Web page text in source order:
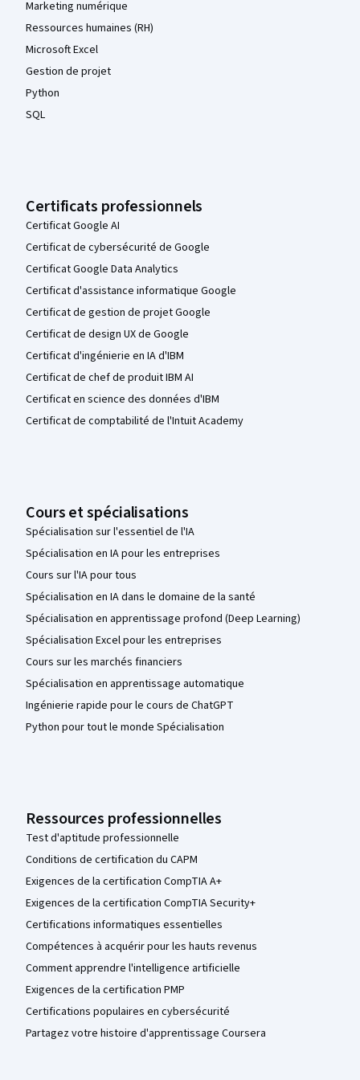
Marketing numérique
Ressources humaines (RH)
Microsoft Excel
Gestion de projet
Python
SQL
Certificats professionnels
Certificat Google AI
Certificat de cybersécurité de Google
Certificat Google Data Analytics
Certificat d'assistance informatique Google
Certificat de gestion de projet Google
Certificat de design UX de Google
Certificat d'ingénierie en IA d'IBM
Certificat de chef de produit IBM AI
Certificat en science des données d'IBM
Certificat de comptabilité de l'Intuit Academy
Cours et spécialisations
Spécialisation sur l'essentiel de l'IA
Spécialisation en IA pour les entreprises
Cours sur l'IA pour tous
Spécialisation en IA dans le domaine de la santé
Spécialisation en apprentissage profond (Deep Learning)
Spécialisation Excel pour les entreprises
Cours sur les marchés financiers
Spécialisation en apprentissage automatique
Ingénierie rapide pour le cours de ChatGPT
Python pour tout le monde Spécialisation
Ressources professionnelles
Test d'aptitude professionnelle
Conditions de certification du CAPM
Exigences de la certification CompTIA A+
Exigences de la certification CompTIA Security+
Certifications informatiques essentielles
Compétences à acquérir pour les hauts revenus
Comment apprendre l'intelligence artificielle
Exigences de la certification PMP
Certifications populaires en cybersécurité
Partagez votre histoire d'apprentissage Coursera